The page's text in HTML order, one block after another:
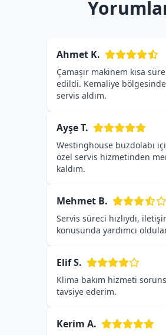
Ahmet K.
Çamaşır makinem kısa
edildi. Kemaliye bölgesinde
servis aldım.
Ayşe T.
Westinghouse buzdolabı
özel servis hizmetinden
kaldım.
Mehmet B.
Servis süreci hızlıydı,
konusunda yardımcı
Elif S.
Klima bakım hizmeti
tavsiye ederim.
Kerim A.